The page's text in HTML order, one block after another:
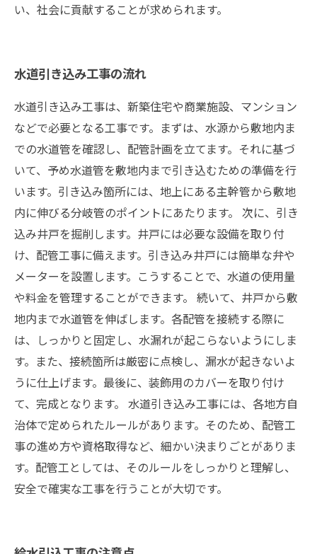
い、社会に貢献することが求められます。
水道引き込み工事の流れ
水道引き込み工事は、新築住宅や商業施設、マンション
などで必要となる工事です。まずは、水源から敷地内ま
での水道管を確認し、配管計画を立てます。それに基づ
いて、予め水道管を敷地内まで引き込むための準備を行
います。引き込み箇所には、地上にある主幹管から敷地
内に伸びる分岐管のポイントにあたります。 次に、引き
込み井戸を掘削します。井戸には必要な設備を取り付
け、配管工事に備えます。引き込み井戸には簡単な弁や
メーターを設置します。こうすることで、水道の使用量
や料金を管理することができます。 続いて、井戸から敷
地内まで水道管を伸ばします。各配管を接続する際に
は、しっかりと固定し、水漏れが起こらないようにしま
す。また、接続箇所は厳密に点検し、漏水が起きないよ
うに仕上げます。最後に、装飾用のカバーを取り付け
て、完成となります。 水道引き込み工事には、各地方自
治体で定められたルールがあります。そのため、配管工
事の進め方や資格取得など、細かい決まりごとがありま
す。配管工としては、そのルールをしっかりと理解し、
安全で確実な工事を行うことが大切です。